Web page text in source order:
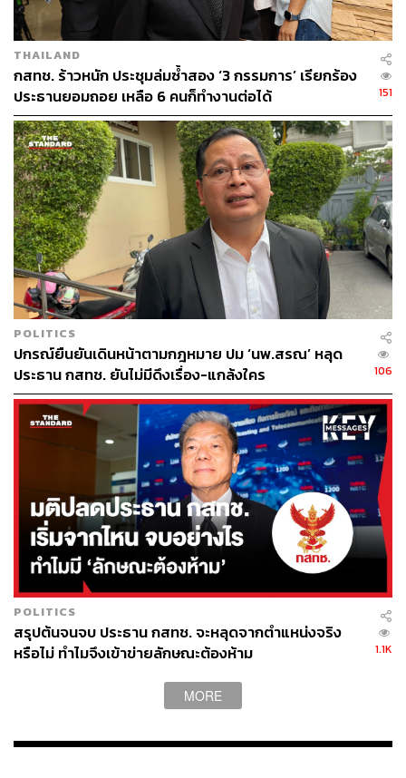
THAILAND
กสทช. ร้าวหนัก ประชุมล่มซ้ำสอง ‘3 กรรมการ’ เรียกร้อง
ประธานยอมถอย เหลือ 6 คนก็ทำงานต่อได้
151
POLITICS
ปกรณ์ยืนยันเดินหน้าตามกฎหมาย ปม ‘นพ.สรณ’ หลุด
ประธาน กสทช. ยันไม่มีดึงเรื่อง-แกล้งใคร
106
POLITICS
สรุปต้นจนจบ ประธาน กสทช. จะหลุดจากตำแหน่งจริง
หรือไม่ ทำไมจึงเข้าข่ายลักษณะต้องห้าม
1.1K
MORE